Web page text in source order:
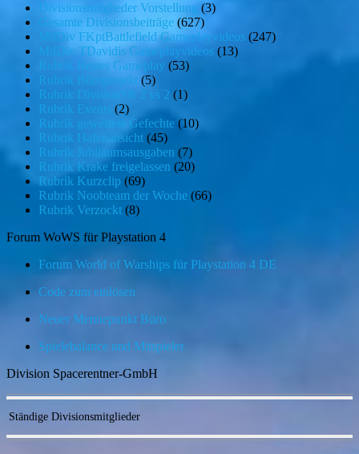
Divisionsmitglieder Vorstellung (3)
Gesamte Divisionsbeiträge (627)
MdDiv FKptBattlefield Gameplayvideos (247)
MdDiv TDavidis Gameplayvideos (13)
Rubrik Bestes Gameplay (53)
Rubrik Büroprojekt (5)
Rubrik DivisionSR 2 vs 2 (1)
Rubrik Events
(2)
Rubrik gewertete Gefechte (10)
Rubrik Hafenansicht (45)
Rubrik Jubiläumsausgaben (7)
Rubrik Krake freigelassen (20)
Rubrik Kurzclip (69)
Rubrik Noobteam der Woche (66)
Rubrik Verzockt (8)
Forum WoWS für Playstation 4
Forum World of Warships für Playstation 4 DE
Code zum einlösen
Neuer Menuepunkt Büro
Spielebalance und Mitspieler
Division Spacerentner-GmbH
Ständige Divisionsmitglieder